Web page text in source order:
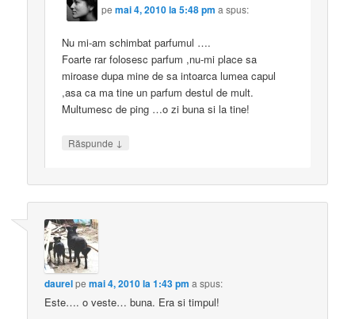
pemai 4, 2010 la 5:48 pm a spus:
Nu mi-am schimbat parfumul ….
Foarte rar folosesc parfum ,nu-mi place sa
miroase dupa mine de sa intoarca lumea capul
,asa ca ma tine un parfum destul de mult.
Multumesc de ping …o zi buna si la tine!
Răspunde ↓
daurelpemai 4, 2010 la 1:43 pm a spus:
Este…. o veste… buna. Era si timpul!